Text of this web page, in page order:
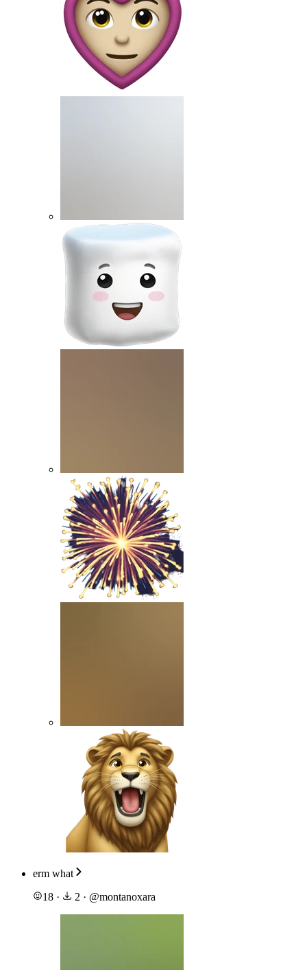
erm what
18 · 2 · @montanoxara